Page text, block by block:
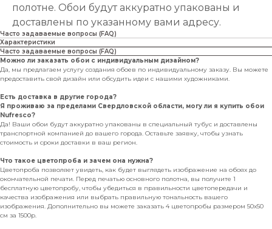
полотне. Обои будут аккуратно упакованы и
доставлены по указанному вами адресу.
Часто задаваемые вопросы (FAQ)
Характеристики
Часто задаваемые вопросы (FAQ)
Можно ли заказать обои с индивидуальным дизайном?
Да, мы предлагаем услугу создания обоев по индивидуальному заказу. Вы можете
предоставить свой дизайн или обсудить идеи с нашими художниками.
Есть доставка в другие города?
Я проживаю за пределами Свердловской области, могу ли я купить обои
Nufresco?
Да! Ваши обои будут аккуратно упакованы в специальный тубус и доставлены
транспортной компанией до вашего города. Оставьте заявку, чтобы узнать
стоимость и сроки доставки в ваш регион.
Что такое цветопроба и зачем она нужна?
Цветопроба позволяет увидеть, как будет выглядеть изображение на обоях до
окончательной печати. Перед печатью основного полотна, вы получите 1
бесплатную цветопробу, чтобы убедиться в правильности цветопередачи и
качества изображения или выбрать правильную тональность вашего
изображения. Дополнительно вы можете заказать 4 цветопробы размером 50х50
см за 1500р.